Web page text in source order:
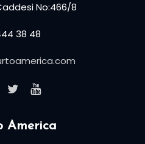
No:466/8
38 48
America